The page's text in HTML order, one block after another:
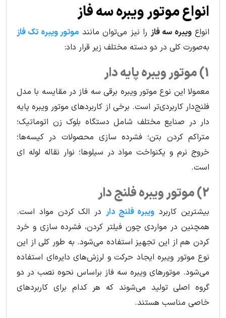
انواع موتور ویبره سه فاز
انواعویبره سه فاز را نیز می‌توان مانند موتور ویبره تک فاز
به‌صورت کلی در دو دسته مختلف زیر قرار داد:
1) موتور ویبره پایه دار
معمولا این نوع موتور ویبره برقی سه فاز در مقایسه با مدل
فلنج‌دار کاربردی‌تر است. برخی از کاربردهای موتور ویبره پایه
دار در صنایع مختلف شامل دستگاه بلوک زن اتوماتیک؛
متراکم کردن بتن؛ فشرده سازی محصولات در کیسه‌ها؛
خروج نرم و یکنواخت مواد در سیلوها؛ نوار نقاله لوله ای
است.
2) موتور ویبره فلنج دار
بیشترین کاربرد ویبره فلنج دار در الک کردن مواد است.
همچنین در مواردی چون فیلتر کردن، فشرده سازی و خرد
کردن هم از این تجهیز استفاده می‌شود. به طور کلی از این
نوع موتور ویبره ایجاد حرکت و لرزش‌های دایره‌ای استفاده
می‌شود. موتورهای ویبره سه فاز براساس نحوه نصب در دو
گروه اصلی تولید می‌شوند که هر کدام برای کاربردهای
خاصی مناسب هستند.